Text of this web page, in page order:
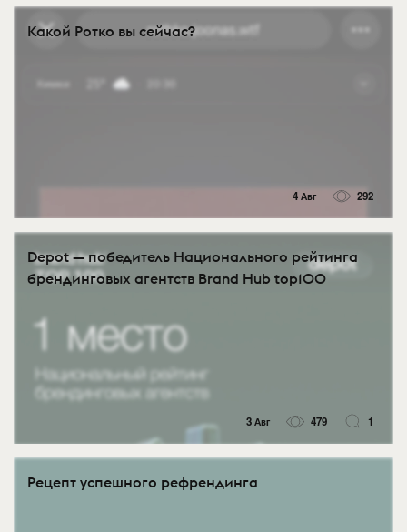
Какой Ротко вы сейчас?
4 Авг 292
Depot — победитель Национального рейтинга
брендинговых агентств Brand Hub top100
3 Авг 479 1
Рецепт успешного рефрендинга